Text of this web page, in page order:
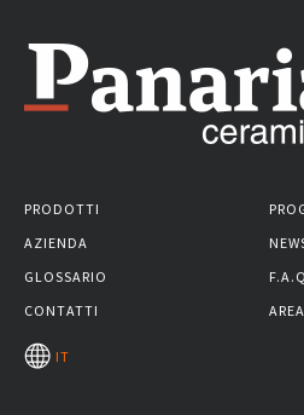
PRODOTTI
AZIENDA
GLOSSARIO
CONTATTI
IT